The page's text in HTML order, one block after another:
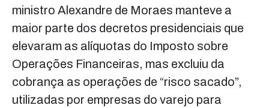
ministro Alexandre de Moraes manteve a
maior parte dos decretos presidenciais que
elevaram as alíquotas do Imposto sobre
Operações Financeiras, mas excluiu da
cobrança as operações de “risco sacado”,
utilizadas por empresas do varejo para